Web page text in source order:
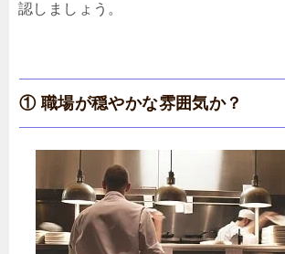
認しましょう。
① 職場が穏やかな雰囲気か？